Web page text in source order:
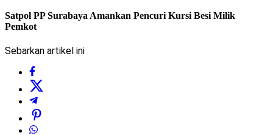
Satpol PP Surabaya Amankan Pencuri Kursi Besi Milik
Pemkot
Sebarkan artikel ini